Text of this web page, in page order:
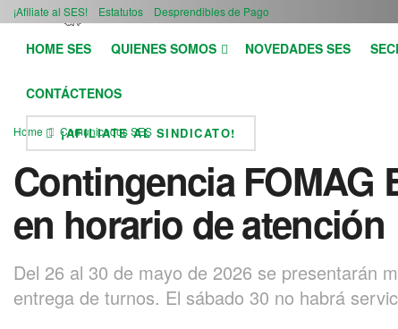
¡Afiliate al SES! Estatutos Desprendibles de Pago
HOME SES QUIENES SOMOS NOVEDADES SES
CONTÁCTENOS
¡AFILIATE AL SINDICATO!
Home Comunicados SES
Contingencia FOMAG
en horario de atención
Del 26 al 30 de mayo de 2026 se presentarán
entrega de turnos. El sábado 30 no habrá